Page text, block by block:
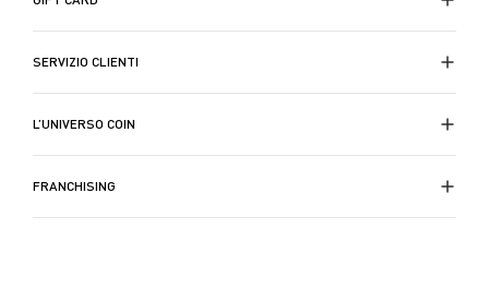
SERVIZIO CLIENTI
L’UNIVERSO COIN
FRANCHISING